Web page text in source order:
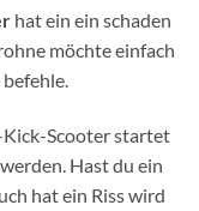
hat ein ein schaden
möchte einfach
Scooter startet
Hast du ein
hat ein Riss wird